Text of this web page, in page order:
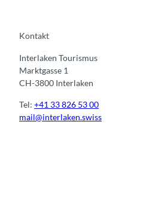
Kontakt
Interlaken Tourismus
Marktgasse 1
CH-3800 Interlaken
Tel: +41 33 826 53 00
mail@interlaken.swiss